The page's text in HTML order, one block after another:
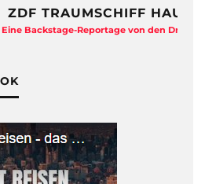
HAUTNAH
von den Dreharbeiten